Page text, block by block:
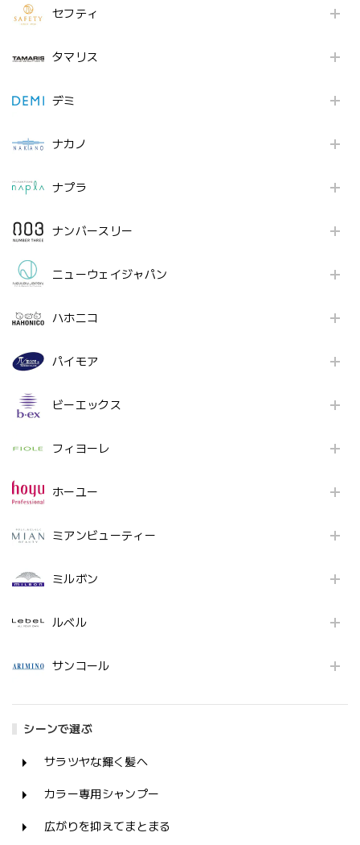
セフティ
タマリス
デミ
ナカノ
ナプラ
ナンバースリー
ニューウェイジャパン
ハホニコ
パイモア
ビーエックス
フィヨーレ
ホーユー
ミアンビューティー
ミルボン
ルベル
サンコール
シーンで選ぶ
サラツヤな輝く髪へ
カラー専用シャンプー
広がりを抑えてまとまる